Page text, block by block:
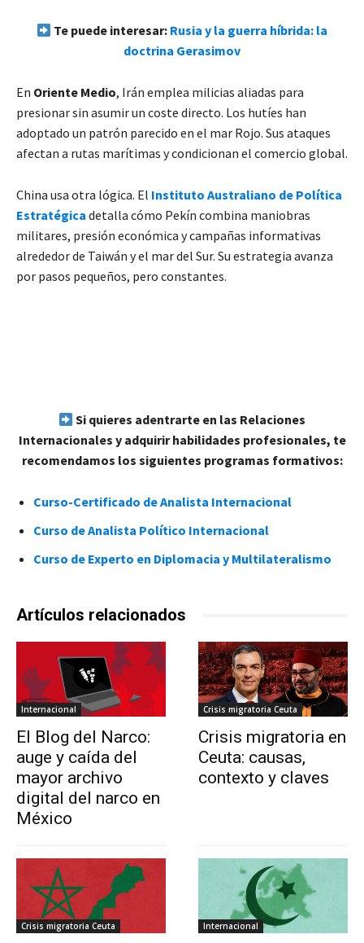
Te puede interesar: Rusia y la guerra híbrida: la
doctrina Gerasimov
En Oriente Medio, Irán emplea milicias aliadas para
presionar sin asumir un coste directo. Los hutíes han
adoptado un patrón parecido en el mar Rojo. Sus ataques
afectan a rutas marítimas y condicionan el comercio global.
China usa otra lógica. El Instituto Australiano de Política
Estratégica detalla cómo Pekín combina maniobras
militares, presión económica y campañas informativas
alrededor de Taiwán y el mar del Sur. Su estrategia avanza
por pasos pequeños, pero constantes.
Si quieres adentrarte en las Relaciones
Internacionales y adquirir habilidades profesionales, te
recomendamos los siguientes programas formativos:
Curso-Certificado de Analista Internacional
Curso de Analista Político Internacional
Curso de Experto en Diplomacia y Multilateralismo
Artículos relacionados
Internacional
El Blog del Narco:
auge y caída del
mayor archivo
digital del narco en
México
Crisis migratoria Ceuta
Crisis migratoria en
Ceuta: causas,
contexto y claves
Crisis migratoria Ceuta Internacional